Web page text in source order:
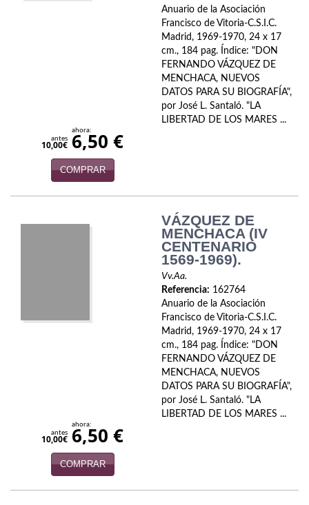
Medicina
Naturaleza
Novela Extranjera
Papás, Mamás, Bebés...
Papás, Mamás, Bebés…
Anuario de la Asociación
Francisco de Vitoria-C.S.I.C.
Madrid, 1969-1970, 24 x 17
cm., 184 pag. Índice: "DON
FERNANDO VÁZQUEZ DE
MENCHACA, NUEVOS
DATOS PARA SU BIOGRAFÍA",
por José L. Santaló. "LA
LIBERTAD DE LOS MARES ...
antes
10,00€
ahora:
6,50 €
COMPRAR
VÁZQUEZ DE
MENCHACA (IV
CENTENARIO
1569-1969).
Vv.Aa.
Referencia: 162764
Anuario de la Asociación
Francisco de Vitoria-C.S.I.C.
Madrid, 1969-1970, 24 x 17
cm., 184 pag. Índice: "DON
FERNANDO VÁZQUEZ DE
MENCHACA, NUEVOS
DATOS PARA SU BIOGRAFÍA",
por José L. Santaló. "LA
LIBERTAD DE LOS MARES ...
antes
10,00€
ahora:
6,50 €
COMPRAR